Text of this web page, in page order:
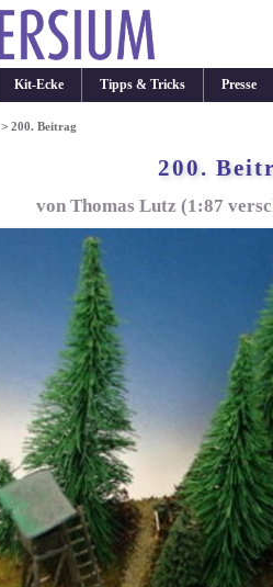
Kit-Ecke Tipps & Tricks Presse
>200. Beitrag
200.
von Thomas Lutz (1:87